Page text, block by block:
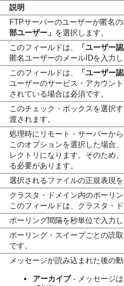
説明
FTPサーバーのユーザーが匿名
部ユーザー」 を選択します。
このフィールドは、
「ユーザー
匿名ユーザーのメールIDを入力
このフィールドは、
「ユーザー
ユーザーのサービス・アカウン
されている場合は必須です。
このチェック・ボックスを選択
渡されます。
処理時にリモート・サーバーか
このオプションを選択した場合
レクトリになります。そのため
る必要があります。
選択されるファイルの正規表現
クラスタ・ドメイン内のポーリ
このフィールドは、クラスタ・
ポーリング間隔を秒単位で入力
ポーリング・スイープごとの読
です。
メッセージが読み込まれた後の
アーカイブ- メッセージ